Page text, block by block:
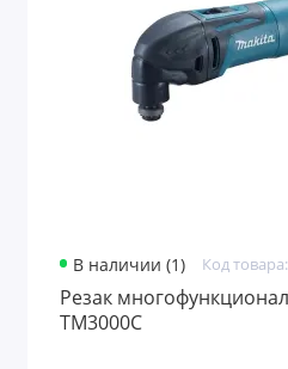
В наличии (1) Код
Резак
TM3000C